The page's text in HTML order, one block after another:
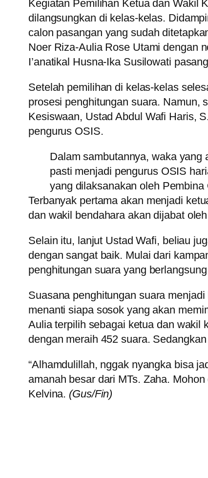
Kegiatan Pemilihan Ketua dan Wakil
dilangsungkan di kelas-kelas.
calon pasangan yang sudah
Noer Riza-Aulia Rose Utami dengan
I’anatikal Husna-Ika Susilowati
Setelah pemilihan di kelas-kelas
prosesi penghitungan suara. Namun,
Kesiswaan, Ustad Abdul Wafi Haris,
pengurus OSIS.
Dalam sambutannya, waka yang
pasti menjadi pengurus OSIS
yang dilaksanakan oleh
Terbanyak pertama akan menjadi
dan wakil bendahara akan dijabat
Selain itu, lanjut Ustad Wafi, beliau
dengan sangat baik. Mulai dari
penghitungan suara yang
Suasana penghitungan suara
menanti siapa sosok yang akan
Aulia terpilih sebagai ketua dan wakil
dengan meraih 452 suara.
“Alhamdulillah, nggak nyangka bisa
amanah besar dari MTs. Zaha.
Kelvina. (Gus/Fin)